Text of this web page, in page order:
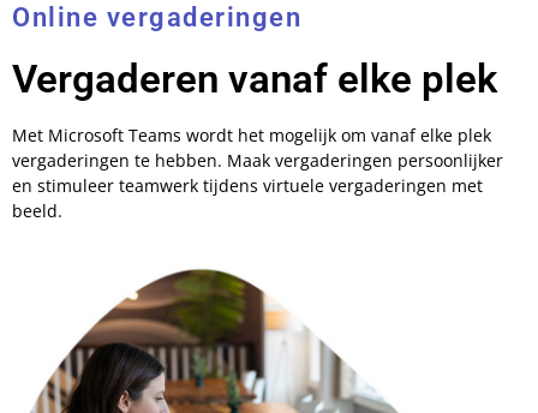
Online vergaderingen
Vergaderen vanaf elke plek
Met Microsoft Teams wordt het mogelijk om vanaf elke plek
vergaderingen te hebben. Maak vergaderingen persoonlijker
en stimuleer teamwerk tijdens virtuele vergaderingen met
beeld.